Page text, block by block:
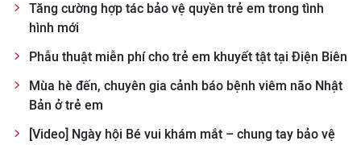
Tăng cường hợp tác bảo vệ quyền trẻ em trong tình
hình mới
Phẫu thuật miễn phí cho trẻ em khuyết tật tại Điện Biên
Mùa hè đến, chuyên gia cảnh báo bệnh viêm não Nhật
Bản ở trẻ em
[Video] Ngày hội Bé vui khám mắt – chung tay bảo vệ